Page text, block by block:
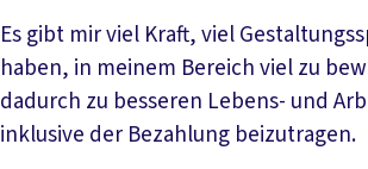
Es gibt mir viel Kraft, viel
haben, in meinem Bereich viel zu
dadurch zu besseren Lebens- und
inklusive der Bezahlung beizutragen.